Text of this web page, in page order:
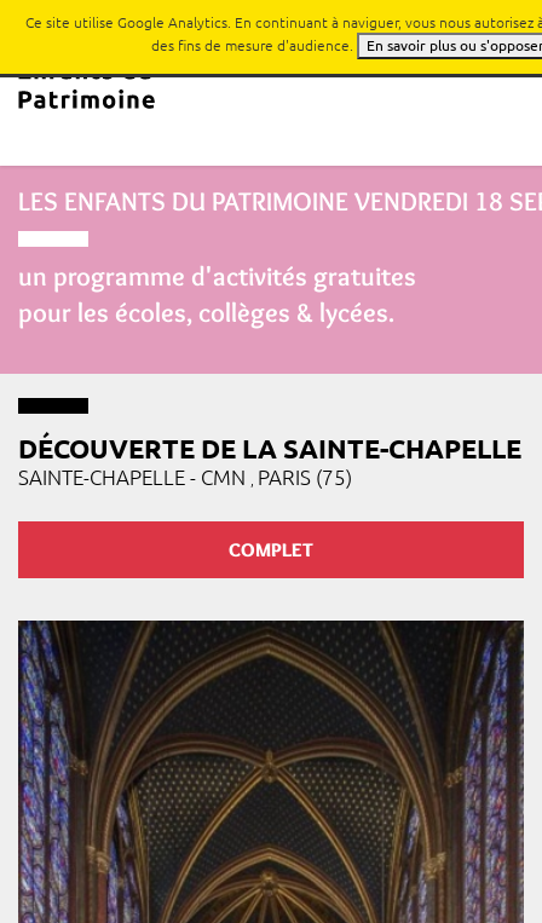
LES ENFANTS DU PATRIMOINE VENDREDI 18
un programme d'activités gratuites
pour les écoles, collèges & lycées.
DÉCOUVERTE DE LA SAINTE-CHAPELLE
SAINTE-CHAPELLE - CMN PARIS (75)
COMPLET
Ce site utilise Google Analytics. En continuant à naviguer, vous nous autorisez
des fins de mesure d'audience.
En savoir plus ou